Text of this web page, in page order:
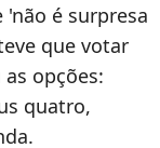
é surpresa
que votar
opções:
quatro,